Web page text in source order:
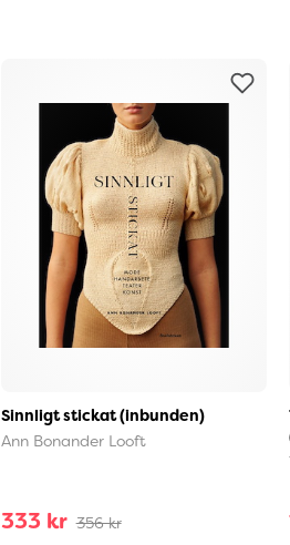
Sinnligt stickat (inbunden)
Ann Bonander Looft
333 kr 356 kr